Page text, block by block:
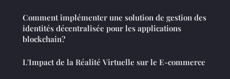
Comment implémenter une solution de gestion des
identités décentralisée pour les applications
blockchain?
L'Impact de la Réalité Virtuelle sur le E-commerce